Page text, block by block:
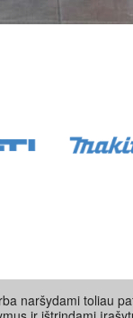
naršydami toliau